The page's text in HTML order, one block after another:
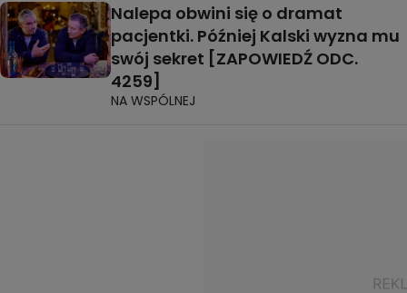
Nalepa obwini się o dramat
pacjentki. Później Kalski wyzna mu
swój sekret [ZAPOWIEDŹ ODC.
4259]
NA WSPÓLNEJ